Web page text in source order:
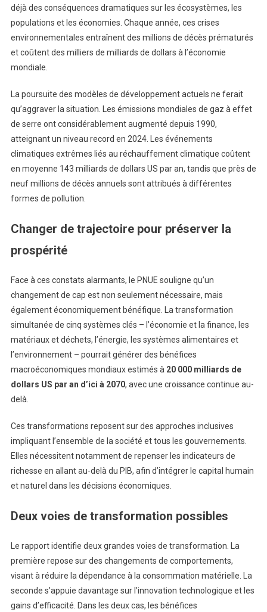
De
Lutte
Contre
La
déjà des conséquences dramatiques sur les écosystèmes, les
populations et les économies. Chaque année, ces crises
environnementales entraînent des millions de décès prématurés
et coûtent des milliers de milliards de dollars à l’économie
mondiale.
La poursuite des modèles de développement actuels ne ferait
qu’aggraver la situation. Les émissions mondiales de gaz à effet
de serre ont considérablement augmenté depuis 1990,
atteignant un niveau record en 2024. Les événements
climatiques extrêmes liés au réchauffement climatique coûtent
en moyenne 143 milliards de dollars US par an, tandis que près de
neuf millions de décès annuels sont attribués à différentes
formes de pollution.
Changer de trajectoire pour préserver la
prospérité
Face à ces constats alarmants, le PNUE souligne qu’un
changement de cap est non seulement nécessaire, mais
également économiquement bénéfique. La transformation
simultanée de cinq systèmes clés – l’économie et la finance, les
matériaux et déchets, l’énergie, les systèmes alimentaires et
l’environnement – pourrait générer des bénéfices
macroéconomiques mondiaux estimés à 20 000 milliards de
dollars US par an d’ici à 2070, avec une croissance continue au-
delà.
Ces transformations reposent sur des approches inclusives
impliquant l’ensemble de la société et tous les gouvernements.
Elles nécessitent notamment de repenser les indicateurs de
richesse en allant au-delà du PIB, afin d’intégrer le capital humain
et naturel dans les décisions économiques.
Deux voies de transformation possibles
Le rapport identifie deux grandes voies de transformation. La
première repose sur des changements de comportements,
visant à réduire la dépendance à la consommation matérielle. La
seconde s’appuie davantage sur l’innovation technologique et les
gains d’efficacité. Dans les deux cas, les bénéfices